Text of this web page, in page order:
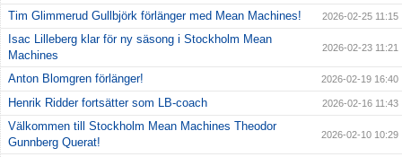
Tim Glimmerud Gullbjörk förlänger med Mean Machines! 2026-02-25 11:15
Isac Lilleberg klar för ny säsong i Stockholm Mean
Machines
2026-02-23 11:21
Anton Blomgren förlänger! 2026-02-19 16:40
Henrik Ridder fortsätter som LB-coach 2026-02-16 11:43
Välkommen till Stockholm Mean Machines Theodor
Gunnberg Querat!
2026-02-10 10:29